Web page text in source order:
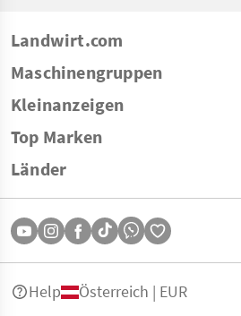
Landwirt.com
Maschinengruppen
Kleinanzeigen
Top Marken
Länder
Help Österreich | EUR